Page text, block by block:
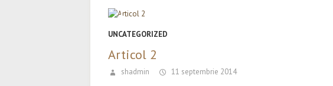
UNCATEGORIZED
Articol 2
shadmin 11 septembrie 2014